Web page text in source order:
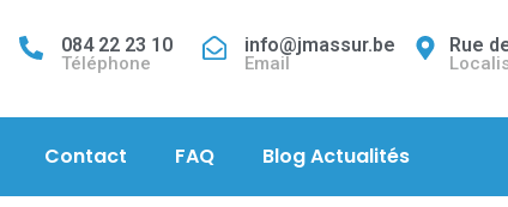
Rue
info@jmassur.be
Email
084 22 23 10
Téléphone
Contact FAQ Blog Actualités